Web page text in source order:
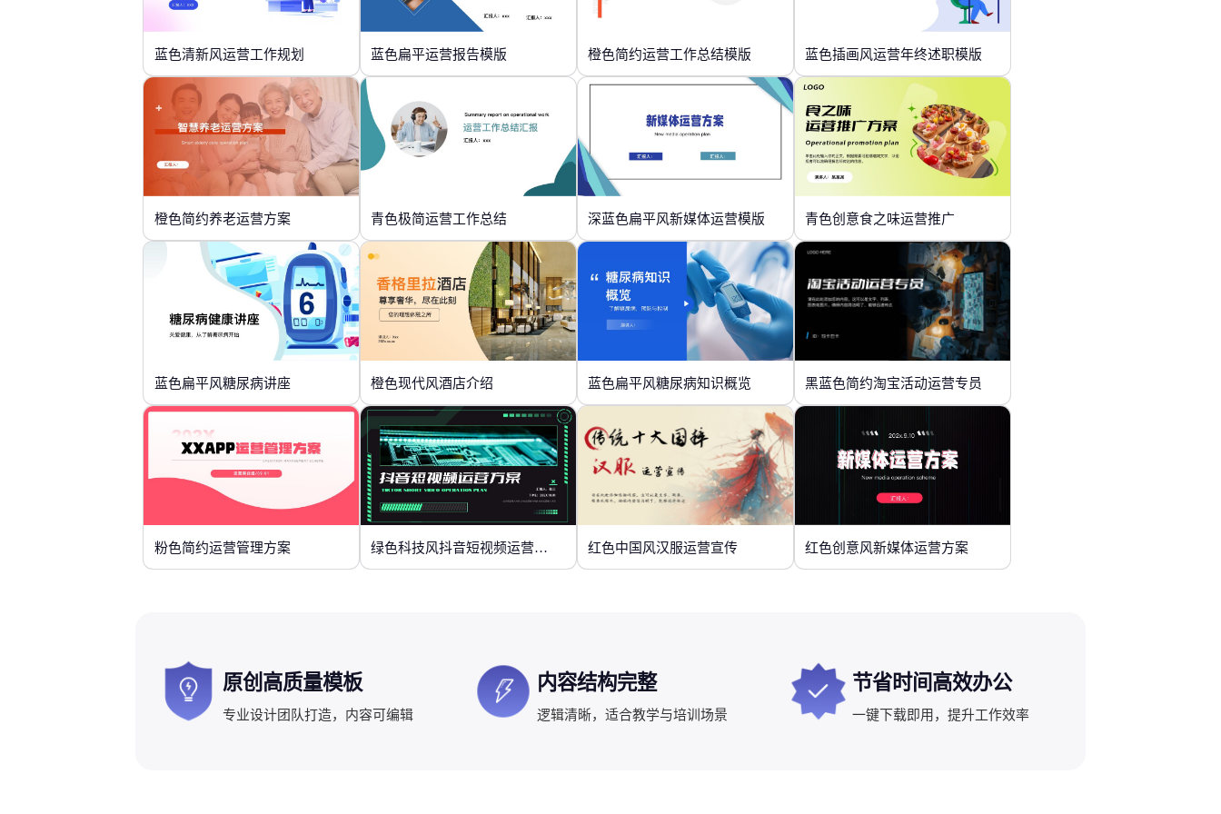
蓝色清新风运营工作规划 蓝色扁平运营报告模版 橙色简约运营工作总结模版 蓝色插画风运营年终述职模版
橙色简约养老运营方案 青色极简运营工作总结 深蓝色扁平风新媒体运营模版 青色创意食之味运营推广
蓝色扁平风糖尿病讲座 橙色现代风酒店介绍 蓝色扁平风糖尿病知识概览 黑蓝色简约淘宝活动运营专员
粉色简约运营管理方案 绿色科技风抖音短视频运营方案 红色中国风汉服运营宣传 红色创意风新媒体运营方案
原创高质量模板
专业设计团队打造，内容可编辑
内容结构完整
逻辑清晰，适合教学与培训场景
节省时间高效办公
一键下载即用，提升工作效率